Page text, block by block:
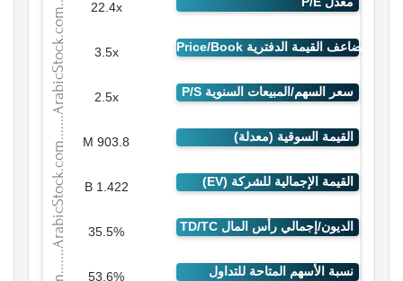
22.4x
3.5x
2.5x
903.8 M
1.422 B
35.5%
53.6%